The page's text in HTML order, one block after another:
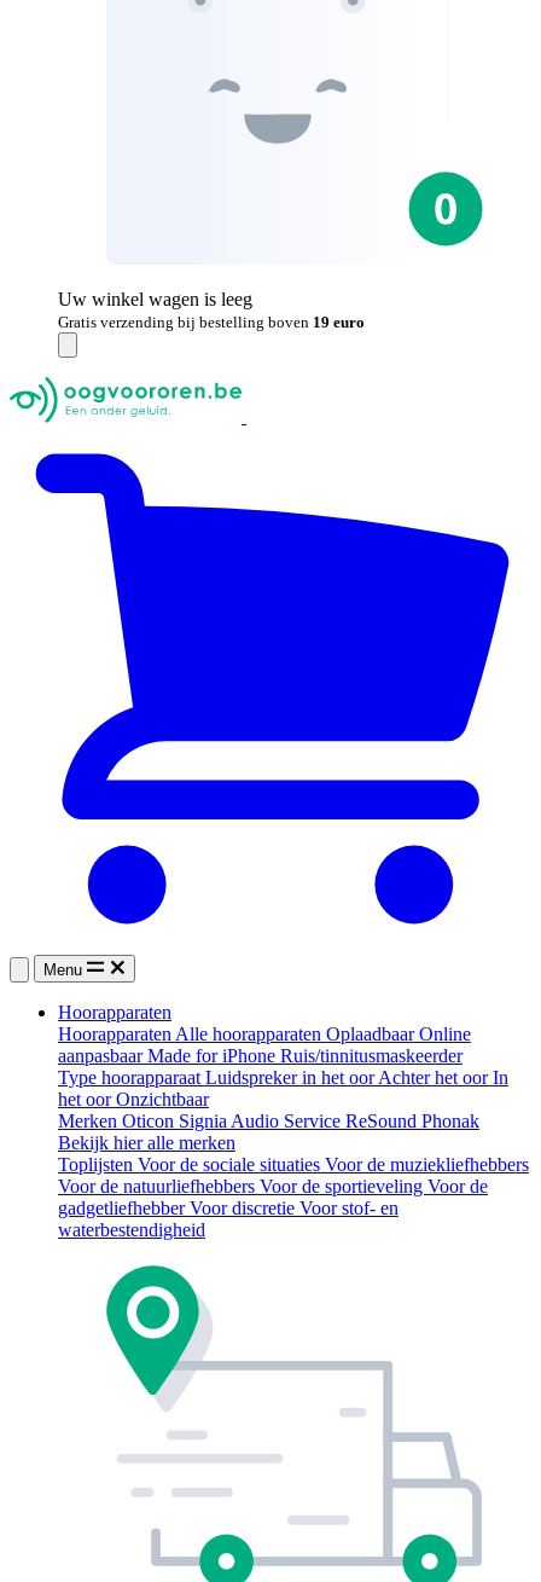
Uw winkel wagen is leeg
Gratis verzending bij bestelling boven 19 euro
Menu
Hoorapparaten
Hoorapparaten Alle hoorapparaten OplaadbaarOnline
aanpasbaarMade for iPhone Ruis/tinnitusmaskeerder
Type hoorapparaat Luidspreker in het oorAchter het oorIn
het oorOnzichtbaar
Merken Oticon Signia Audio Service ReSound Phonak
Bekijk hier alle merken
Toplijsten Voor de sociale situaties Voor de muziekliefhebbers
Voor de natuurliefhebbers Voor de sportieveling Voor de
gadgetliefhebberVoor discretie Voor stof- en
waterbestendigheid